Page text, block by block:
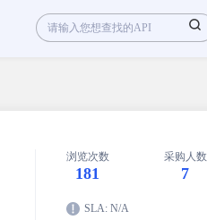
浏览次数
181
采购人数
7
SLA: N/A